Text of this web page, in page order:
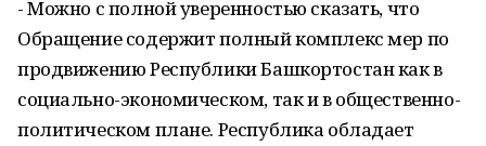
- Можно с полной уверенностью сказать, что
Обращение содержит полный комплекс мер по
продвижению Республики Башкортостан как в
социально-экономическом, так и в общественно-
политическом плане. Республика обладает